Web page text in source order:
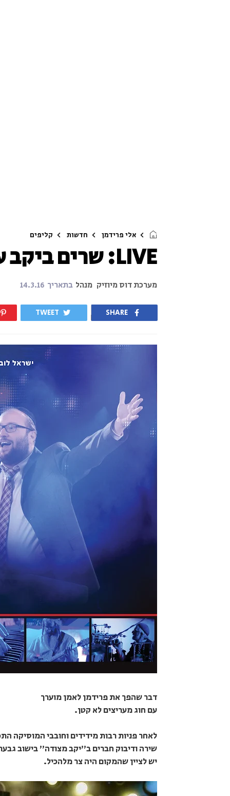
אלי פרידמן חדשות קליפים
LIVE: שרים ביקב עם אלי פרידמן
מערכת דוס מיוזיק מנהל בתאריך 14.3.16
SHARE
TWEET
דבר שהפך את פרידמן לאמן מוערך
עם חוג מעריצים לא קטן.
שירה ודיבוק חברים ב"יקב מצודה" בישוב
יש לציין שהמקום היה צר מלהכיל.